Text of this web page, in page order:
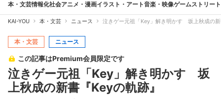
本・文芸情報化社会アニメ・漫画イラスト・アート音楽・映像ゲームストリート
KAI-YOU 本・文芸 ニュース 泣きゲー元祖「Key」解き明かす 坂上秋成の
本・文芸 ニュース
この記事はPremium会員限定です
泣きゲー元祖「Key」解き明かす 坂
上秋成の新書『Keyの軌跡』